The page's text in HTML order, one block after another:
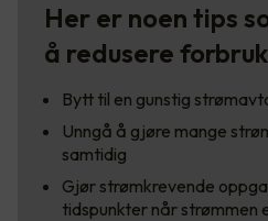
Her er noen tips
å redusere
Bytt til en gunstig
Unngå å gjøre mange
samtidig
Gjør strømkrevende
tidspunkter når strømmen